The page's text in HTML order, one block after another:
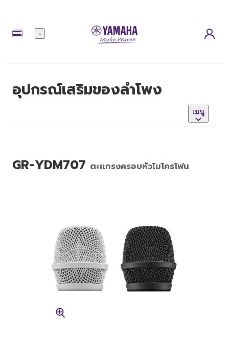
เมนู
อุปกรณ์เสริมของลำโพง
เมนู
GR-YDM707 ตะแกรงครอบหัวไมโครโฟน